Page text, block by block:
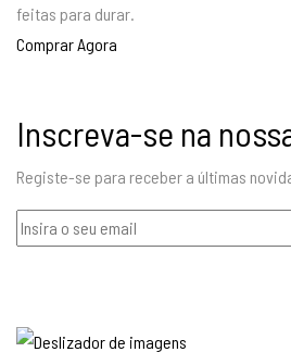
feitas para durar.
Comprar Agora
Inscreva-se na
Registe-se para receber a últimas